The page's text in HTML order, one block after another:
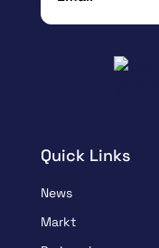
Quick Links
News
Markt